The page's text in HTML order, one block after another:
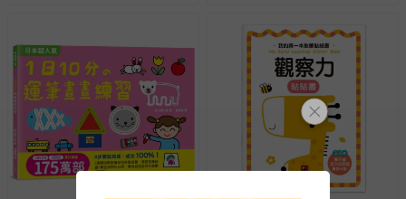
-新生兒親膚衣物（嬰幼兒包巾與背巾、包屁衣、學習
褲、紗布衣等）。
-接觸性孕哺產品（奶嘴、奶瓶、擠乳器、哺乳衣、托腹
帶束縛衣、餐搖椅等）。
-其他原廠盒裝商品封口處已貼上「不可拆封」，或具警
示字句等說明貼紙、封條者。
國際航空、客運、訂房等服務。